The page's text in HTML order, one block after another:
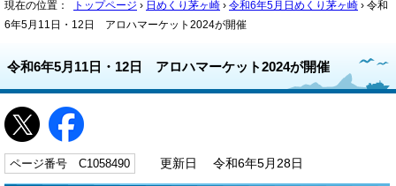
現在の位置： トップページ › 日めくり茅ヶ崎 › 令和6年5月日めくり茅ヶ崎 › 令和
6年5月11日・12日 アロハマーケット2024が開催
令和6年5月11日・12日 アロハマーケット2024が開催
ページ番号 C1058490 更新日 令和6年5月28日